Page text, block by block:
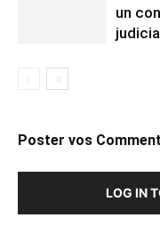
un
Poster vos
LOG IN